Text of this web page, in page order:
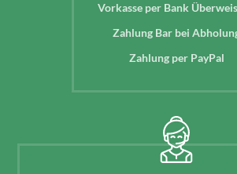
Vorkasse per Bank
Zahlung Bar bei
Zahlung per PayPal